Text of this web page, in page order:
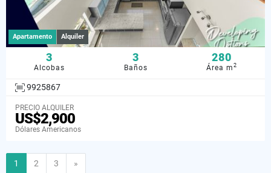
Apartamento Alquiler
3
Alcobas
3
Baños
280
Área m2
9925867
PRECIO ALQUILER
US$2,900
Dólares Americanos
1 2 3 »